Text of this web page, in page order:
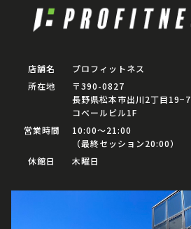
店舗名
プロフィットネス
所在地
〒390-0827
長野県松本市出川2丁目19−7
コベールビル1F
営業時間
10:00〜21:00
（最終セッション20:00）
休館日
木曜日